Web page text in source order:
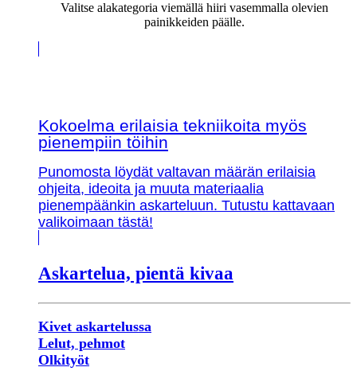
Valitse alakategoria viemällä hiiri vasemmalla olevien
painikkeiden päälle.
Kokoelma erilaisia tekniikoita myös
pienempiin töihin
Punomosta löydät valtavan määrän erilaisia
ohjeita, ideoita ja muuta materiaalia
pienempäänkin askarteluun. Tutustu kattavaan
valikoimaan tästä!
Askartelua, pientä kivaa
Kivet askartelussa
Lelut, pehmot
Olkityöt